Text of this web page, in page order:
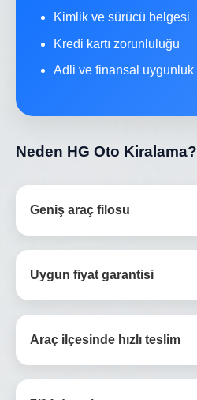
Kimlik ve sürücü belgesi
Kredi kartı zorunluluğu
Adli ve finansal uygunluk
Neden HG Oto Kiralama?
Geniş araç filosu
Uygun fiyat garantisi
Araç ilçesinde hızlı teslim